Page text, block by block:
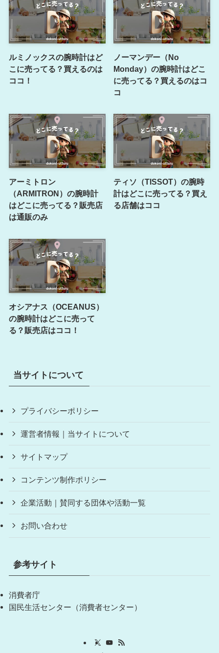
ルミノックスの腕時計はど
こに売ってる？買えるのは
ココ！
ノーマンデー（No
Monday）の腕時計はどこ
に売ってる？買えるのはコ
コ
アーミトロン
（ARMITRON）の腕時計
はどこに売ってる？販売店
は通販のみ
ティソ（TISSOT）の腕時
計はどこに売ってる？買え
る店舗はココ
オシアナス（OCEANUS）
の腕時計はどこに売って
る？販売店はココ！
当サイトについて
プライバシーポリシー
運営者情報｜当サイトについて
サイトマップ
コンテンツ制作ポリシー
企業活動｜賛同する団体や活動一覧
お問い合わせ
参考サイト
消費者庁
国民生活センター（消費者センター）